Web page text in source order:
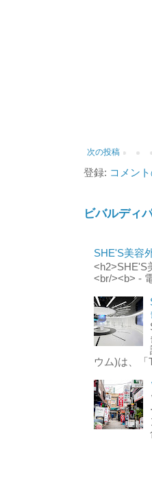
次の投稿
登録: コメン
ビバルディ
SHE'S美容
<h2>SHE'S
<br/><b> -
ウム)は、「